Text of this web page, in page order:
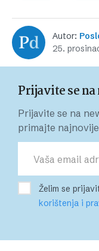
Autor:
25.
Prijavite se
Prijavite se na
primajte
Želim se
korištenja i